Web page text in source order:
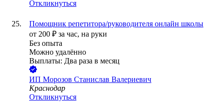
Откликнуться
Помощник репетитора/руководителя онлайн школы
от 200 ₽ за час, на руки
Без опыта
Можно удалённо
Выплаты: Два раза в месяц
ИП Морозов Станислав Валериевич
Краснодар
Откликнуться